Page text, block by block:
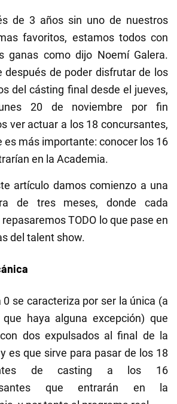
de 3 años sin uno de nuestros
favoritos, estamos todos con
ganas como dijo Noemí Galera.
después de poder disfrutar de los
del cásting final desde el jueves,
20 de noviembre por fin
ver actuar a los 18 concursantes,
es más importante: conocer los 16
en la Academia.
artículo damos comienzo a una
de tres meses, donde cada
TODO lo que pase en
del talent show.
0 se caracteriza por ser la única (a
haya alguna excepción) que
dos expulsados al final de la
es que sirve para pasar de los 18
de casting a los 16
que entrarán en la